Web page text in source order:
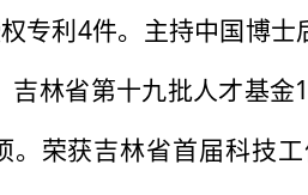
专利4件。主持中国博
林省第十九批人才基
荣获吉林省首届科技